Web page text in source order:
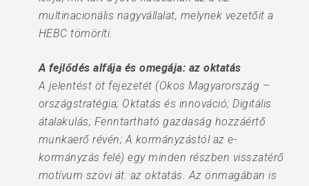
multinacionális nagyvállalat, melynek vezetőit a
HEBC tömöríti.
A fejlődés alfája és omegája: az oktatás
A jelentést öt fejezetét (Okos Magyarország –
országstratégia; Oktatás és innováció; Digitális
átalakulás; Fenntartható gazdaság hozzáértő
munkaerő révén; A kormányzástól az e-
kormányzás felé) egy minden részben visszatérő
motívum szövi át: az oktatás. Az önmagában is